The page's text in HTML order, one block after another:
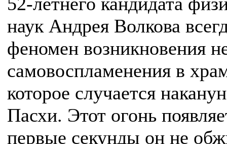
наук Андрея Волкова
феномен возникновения
самовоспламенения в
которое случается
Пасхи. Этот огонь
первые секунды он не